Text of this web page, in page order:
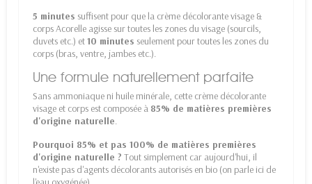
5 minutes suffisent pour que la crème décolorante visage &
corps Acorelle agisse sur toutes les zones du visage (sourcils,
duvets etc.) et10 minutes seulement pour toutes les zones du
corps (bras, ventre, jambes etc.).
Une formule naturellement parfaite
Sans ammoniaque ni huile minérale, cette crème décolorante
visage et corps est composée à 85% de matières premières
d'origine naturelle.
Pourquoi 85% et pas 100% de matières premières
d'origine naturelle ? Tout simplement car aujourd'hui, il
n'existe pas d'agents décolorants autorisés en bio (on parle ici de